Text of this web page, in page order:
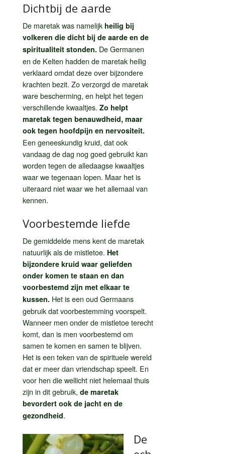
Dichtbij de aarde
De maretak was namelijk heilig bij
volkeren die dicht bij de aarde en de
spiritualiteit stonden. De Germanen
en de Kelten hadden de maretak heilig
verklaard omdat deze over bijzondere
krachten bezit. Zo verzorgd de maretak
ware bescherming, en helpt het tegen
verschillende kwaaltjes. Zo helpt
maretak tegen benauwdheid, maar
ook tegen hoofdpijn en nervositeit.
Een geneeskundig kruid, dat ook
vandaag de dag nog goed gebruikt kan
worden tegen de alledaagse kwaaltjes
waar we tegenaan lopen. Maar het is
uiteraard niet waar we het allemaal van
kennen.
Voorbestemde liefde
De gemiddelde mens kent de maretak
natuurlijk als de mistletoe. Het
bijzondere kruid waar geliefden
onder komen te staan en dan
voorbestemd zijn met elkaar te
kussen. Het is een oud Germaans
gebruik dat voorbestemming voorspelt.
Wanneer men onder de mistletoe terecht
komt, dan is men voorbestemd om
samen te komen en samen te blijven.
Het is een teken van de spirituele wereld
dat er meer dan vriendschap speelt. En
voor hen die wellicht niet helemaal thuis
zijn in dit gebruik, de maretak
bevordert ook de jacht en de
gezondheid.
De